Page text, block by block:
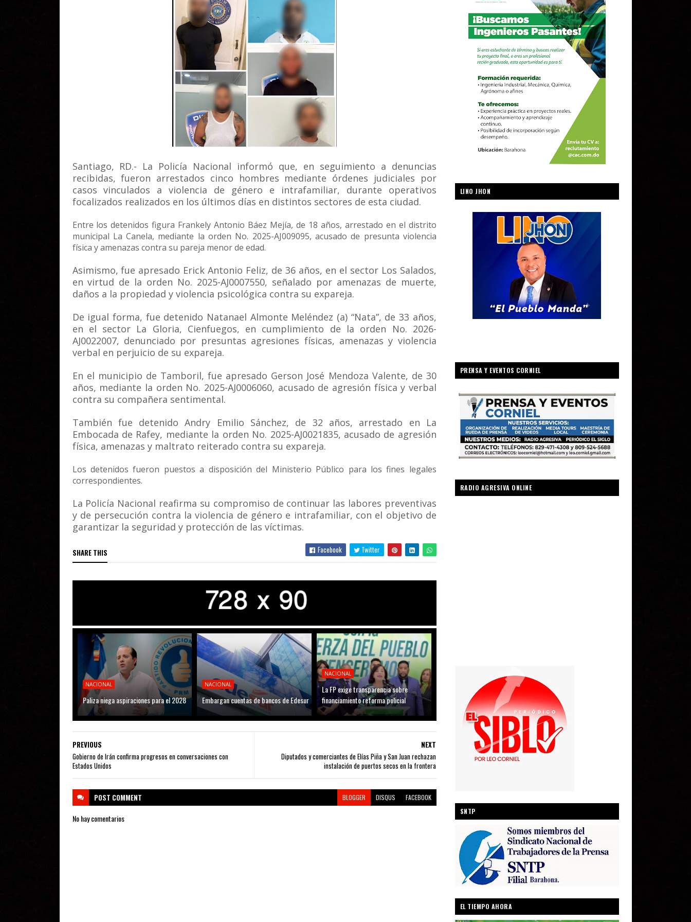
Santiago, RD.- La Policía Nacional informó que, en seguimiento a denuncias
recibidas, fueron arrestados cinco hombres mediante órdenes judiciales por
casos vinculados a violencia de género e intrafamiliar, durante operativos
focalizados realizados en los últimos días en distintos sectores de esta ciudad.
Entre los detenidos figura Frankely Antonio Báez Mejía, de 18 años, arrestado en el distrito
municipal La Canela, mediante la orden No. 2025-AJ009095, acusado de presunta violencia
física y amenazas contra su pareja menor de edad.
Asimismo, fue apresado Erick Antonio Feliz, de 36 años, en el sector Los Salados,
en virtud de la orden No. 2025-AJ0007550, señalado por amenazas de muerte,
daños a la propiedad y violencia psicológica contra su expareja.
De igual forma, fue detenido Natanael Almonte Meléndez (a) “Nata”, de 33 años,
en el sector La Gloria, Cienfuegos, en cumplimiento de la orden No. 2026-
AJ0022007, denunciado por presuntas agresiones físicas, amenazas y violencia
verbal en perjuicio de su expareja.
En el municipio de Tamboril, fue apresado Gerson José Mendoza Valente, de 30
años, mediante la orden No. 2025-AJ0006060, acusado de agresión física y verbal
contra su compañera sentimental.
También fue detenido Andry Emilio Sánchez, de 32 años, arrestado en La
Embocada de Rafey, mediante la orden No. 2025-AJ0021835, acusado de agresión
física, amenazas y maltrato reiterado contra su expareja.
Los detenidos fueron puestos a disposición del Ministerio Público para los fines legales
correspondientes.
La Policía Nacional reafirma su compromiso de continuar las labores preventivas
y de persecución contra la violencia de género e intrafamiliar, con el objetivo de
garantizar la seguridad y protección de las víctimas.
SHARE THIS Facebook Twitter
NACIONAL
Paliza niega aspiraciones para el 2028
NACIONAL
Embargan cuentas de bancos de Edesur
NACIONAL
La FP exige transparencia sobre
financiamiento reforma policial
NEXT
Diputados y comerciantes de Elías Piña y San Juan rechazan
instalación de puertos secos en la frontera
PREVIOUS
Gobierno de Irán confirma progresos en conversaciones con
Estados Unidos
POST COMMENT BLOGGER DISQUS FACEBOOK
No hay comentarios
LINO JHON
PRENSA Y EVENTOS CORNIEL
RADIO AGRESIVA ONLINE
SNTP
EL TIEMPO AHORA